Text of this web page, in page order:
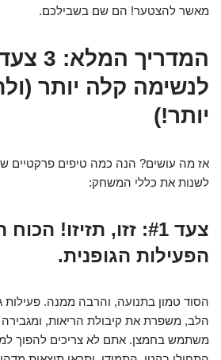
מאשר להצטער! הם שם בשבילכם.
לנשימה קלה יותר
יותר!)
אז מה עושים? הנה כמה טיפים פרקטיים
לשנות את כללי המשחק:
צעד #1: זזו, תזיזו!
הפעילות הגופנית.
הסוד טמון בתנועה, והרבה ממנה. פעילות
הלב, משפרת את קיבולת הריאות,
משתמש בחמצן. אתם לא צריכים להפוך